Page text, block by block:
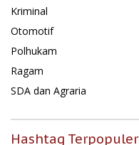
Kriminal
Otomotif
Polhukam
Ragam
SDA dan Agraria
Hashtag Terpopuler